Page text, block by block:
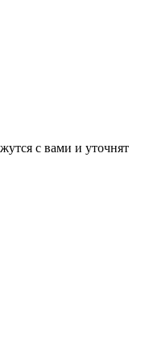
с вами и уточнят